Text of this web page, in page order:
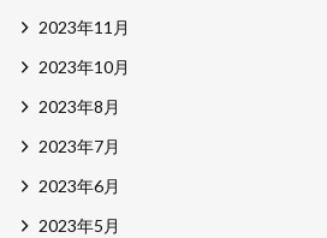
2023年11月
2023年10月
2023年8月
2023年7月
2023年6月
2023年5月